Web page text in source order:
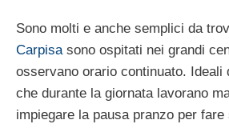
Sono molti e anche semplici da
Carpisa sono ospitati nei grandi
osservano orario continuato. Ideali
che durante la giornata lavorano
impiegare la pausa pranzo per fare